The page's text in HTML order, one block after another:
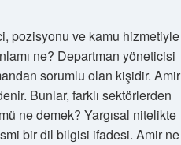
pozisyonu ve kamu hizmetiyle
ne? Departman yöneticisi
sorumlu olan kişidir. Amir
Bunlar, farklı sektörlerden
ne demek? Yargısal nitelikte
bir dil bilgisi ifadesi. Amir ne